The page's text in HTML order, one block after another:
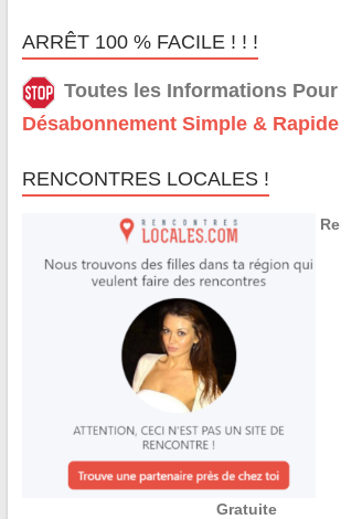
ARRÊT 100 % FACILE ! ! !
Toutes les Informations Pour
Désabonnement Simple & Rapide
RENCONTRES LOCALES !
Gratuite